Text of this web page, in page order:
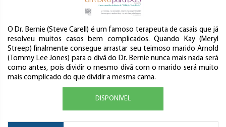
O Dr. Bernie (Steve Carell) é um famoso terapeuta de casais que já
resolveu muitos casos bem complicados. Quando Kay (Meryl
Streep) finalmente consegue arrastar seu teimoso marido Arnold
(Tommy Lee Jones) para o divã do Dr. Bernie nunca mais nada será
como antes, pois dividir o mesmo divã com o marido será muito
mais complicado do que dividir a mesma cama.
DISPONÍVEL